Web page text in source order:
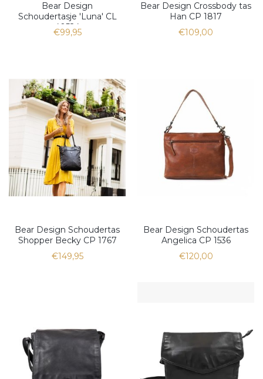
Bear Design
Schoudertasje 'Luna' CL
40524
€99,95
Bear Design Crossbody tas
Han CP 1817
€109,00
Bear Design Schoudertas
Shopper Becky CP 1767
€149,95
Bear Design Schoudertas
Angelica CP 1536
€120,00